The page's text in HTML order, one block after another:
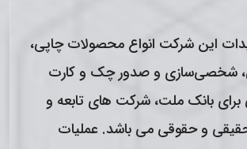
این شرکت انواع محصولات چاپی،
شخصی‌سازی و صدور چک و کارت
بانک ملت، شرکت های تابعه و
و حقوقی می باشد. عمليات